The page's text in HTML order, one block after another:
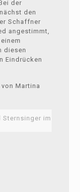
der
den
Schaffner
angestimmt,
diesen
Eindrücken
Martina
Sternsinger im